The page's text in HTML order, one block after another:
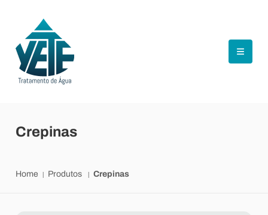
Crepinas
Home Produtos Crepinas